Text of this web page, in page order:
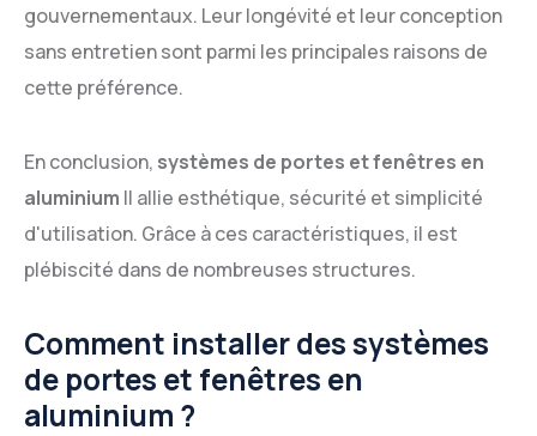
gouvernementaux. Leur longévité et leur conception
sans entretien sont parmi les principales raisons de
cette préférence.
En conclusion, systèmes de portes et fenêtres en
aluminium Il allie esthétique, sécurité et simplicité
d'utilisation. Grâce à ces caractéristiques, il est
plébiscité dans de nombreuses structures.
Comment installer des systèmes
de portes et fenêtres en
aluminium ?